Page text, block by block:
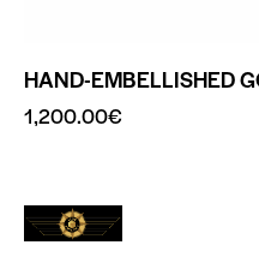
HAND-EMBELLISHED
1,200.00€